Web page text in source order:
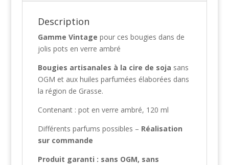
Description
Gamme Vintage pour ces bougies dans de
jolis pots en verre ambré
Bougies artisanales à la cire de soja sans
OGM et aux huiles parfumées élaborées dans
la région de Grasse.
Contenant : pot en verre ambré, 120 ml
Différents parfums possibles – Réalisation
sur commande
Produit garanti : sans OGM, sans